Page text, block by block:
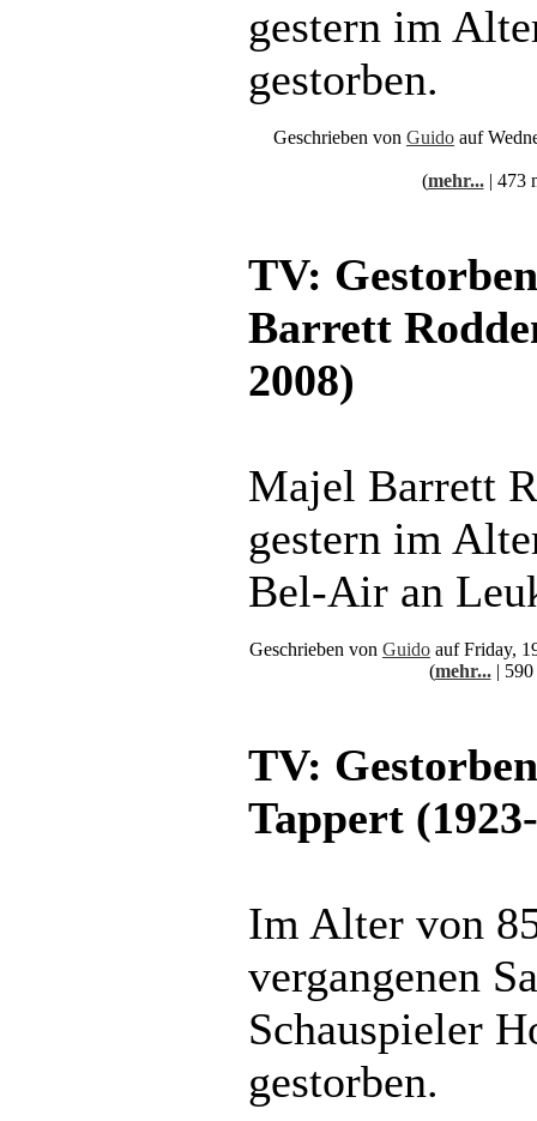
gestern im
gestorben.
Geschrieben von Guido auf
(mehr...| 473
TV:
Barrett
2008)
Majel Barrett
gestern im
Bel-Air an
Geschrieben von Guido auf Friday,
(mehr...| 590
TV:
Tappert
Im Alter von
vergangenen
Schauspieler
gestorben.